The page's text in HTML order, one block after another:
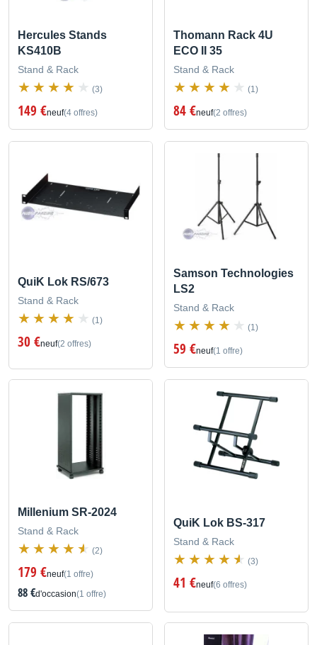
Hercules Stands
KS410B
Stand & Rack
(3)
149 €neuf(4 offres)
Thomann Rack 4U
ECO II 35
Stand & Rack
(1)
84 €neuf(2 offres)
QuiK Lok RS/673
Stand & Rack
(1)
30 €neuf(2 offres)
Samson Technologies
LS2
Stand & Rack
(1)
59 €neuf(1 offre)
Millenium SR-2024
Stand & Rack
(2)
179 €neuf(1 offre)
88 €d'occasion(1 offre)
QuiK Lok BS-317
Stand & Rack
(3)
41 €neuf(6 offres)